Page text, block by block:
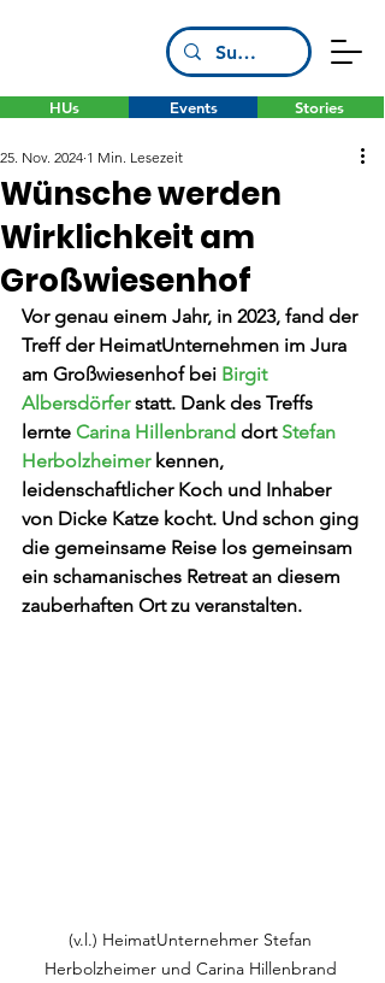
HUs Stories
Events
Wünsche werden
Wirklichkeit am
Großwiesenhof
25. Nov. 2024 1 Min. Lesezeit
Vor genau einem Jahr, in 2023, fand der
Treff der HeimatUnternehmen im Jura
am Großwiesenhof bei Birgit
Albersdörfer statt. Dank des Treffs
lernte Carina Hillenbrand dort Stefan
Herbolzheimer kennen,
leidenschaftlicher Koch und Inhaber
von Dicke Katze kocht. Und schon ging
die gemeinsame Reise los gemeinsam
ein schamanisches Retreat an diesem
zauberhaften Ort zu veranstalten.
(v.l.) HeimatUnternehmer Stefan
Herbolzheimer und Carina Hillenbrand